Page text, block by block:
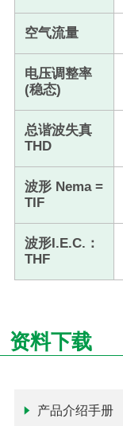
空气流量
​电压调整率
(稳态)
总谐波失真
THD
波形 Nema =
TIF
波形I.E.C.：
THF
资料下载
产品介绍手册